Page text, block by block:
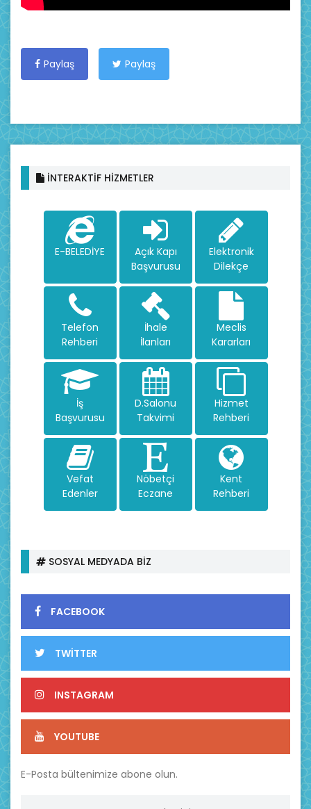
Paylaş Paylaş
İNTERAKTİF HİZMETLER
E-BELEDİYE
Açık Kapı
Başvurusu
Elektronik
Dilekçe
Telefon
Rehberi
İhale
İlanları
Meclis
Kararları
İş
Başvurusu
D.Salonu
Takvimi
Hizmet
Rehberi
Vefat
Edenler
Nöbetçi
Eczane
Kent
Rehberi
SOSYAL MEDYADA BİZ
FACEBOOK
TWİTTER
INSTAGRAM
YOUTUBE
E-Posta bültenimize abone olun.